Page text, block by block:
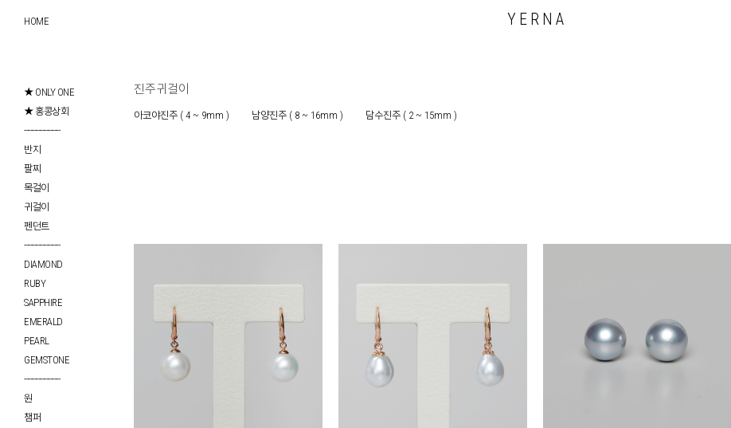
HOME
★ ONLY ONE
★ 홍콩상회
------------------
반지
팔찌
목걸이
귀걸이
펜던트
------------------
DIAMOND
RUBY
SAPPHIRE
EMERALD
PEARL
GEMSTONE
------------------
원
챔퍼
Y E R N A
진주귀걸이
아코야진주 ( 4 ~ 9mm ) 남양진주 ( 8 ~ 16mm ) 담수진주 ( 2 ~ 15mm )